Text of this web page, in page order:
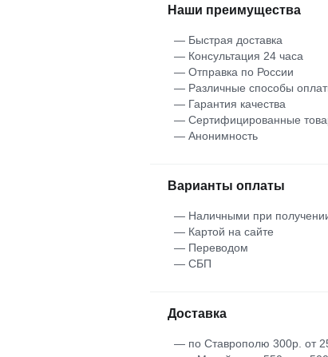
Наши преимущества
— Быстрая доставка
— Консультация 24 часа
— Отправка по России
— Различные способы
— Гарантия качества
— Сертифицированные
— Анонимность
Варианты оплаты
— Наличными при
— Картой на сайте
— Переводом
— СБП
Доставка
— по Ставрополю 300р. от